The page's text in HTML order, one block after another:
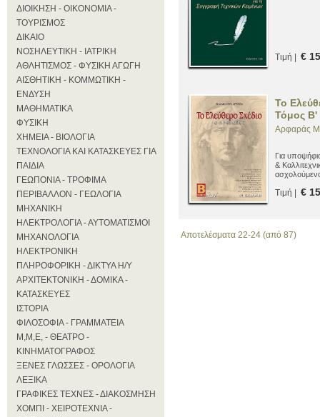
ΔΙΟΙΚΗΣΗ - ΟΙΚΟΝΟΜΙΑ -
ΤΟΥΡΙΣΜΟΣ
ΔΙΚΑΙΟ
ΝΟΣΗΛΕΥΤΙΚΗ - ΙΑΤΡΙΚΗ
ΑΘΛΗΤΙΣΜΟΣ - ΦΥΣΙΚΗ ΑΓΩΓΗ
ΑΙΣΘΗΤΙΚΗ - ΚΟΜΜΩΤΙΚΗ -
ΕΝΔΥΣΗ
ΜΑΘΗΜΑΤΙΚΑ
ΦΥΣΙΚΗ
ΧΗΜΕΙΑ - ΒΙΟΛΟΓΙΑ
ΤΕΧΝΟΛΟΓΙΑ ΚΑΙ ΚΑΤΑΣΚΕΥΕΣ ΓΙΑ
ΠΑΙΔΙΑ
ΓΕΩΠΟΝΙΑ - ΤΡΟΦΙΜΑ
ΠΕΡΙΒΑΛΛΟΝ - ΓΕΩΛΟΓΙΑ
ΜΗΧΑΝΙΚΗ
ΗΛΕΚΤΡΟΛΟΓΙΑ - ΑΥΤΟΜΑΤΙΣΜΟΙ
ΜΗΧΑΝΟΛΟΓΙΑ
ΗΛΕΚΤΡΟΝΙΚΗ
ΠΛΗΡΟΦΟΡΙΚΗ - ΔΙΚΤΥΑ Η/Υ
ΑΡΧΙΤΕΚΤΟΝΙΚΗ - ΔΟΜΙΚΑ -
ΚΑΤΑΣΚΕΥΕΣ
ΙΣΤΟΡΙΑ
ΦΙΛΟΣΟΦΙΑ - ΓΡΑΜΜΑΤΕΙΑ
Μ,Μ,Ε, - ΘΕΑΤΡΟ -
ΚΙΝΗΜΑΤΟΓΡΑΦΟΣ
ΞΕΝΕΣ ΓΛΩΣΣΕΣ - ΟΡΟΛΟΓΙΑ
ΛΕΞΙΚΑ
ΓΡΑΦΙΚΕΣ ΤΕΧΝΕΣ - ΔΙΑΚΟΣΜΗΣΗ
ΧΟΜΠΙ - ΧΕΙΡΟΤΕΧΝΙΑ -
Τιμή | €
Το
Τόμος Β'
Αρφαράς
Για
&
Τιμή | €
Αποτελέσματα 22-24 (από 87)